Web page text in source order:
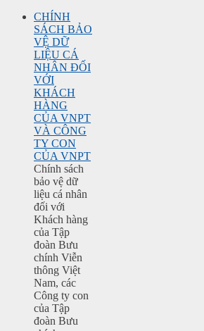
CHÍNH
SÁCH BẢO
VỆ DỮ
LIỆU CÁ
NHÂN ĐỐI
VỚI
KHÁCH
HÀNG
CỦA VNPT
VÀ CÔNG
TY CON
CỦA VNPT
Chính sách
bảo vệ dữ
liệu cá nhân
đối với
Khách hàng
của Tập
đoàn Bưu
chính Viễn
thông Việt
Nam, các
Công ty con
của Tập
đoàn Bưu